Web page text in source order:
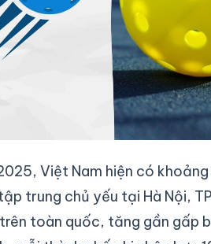
Việt Nam hiện có
trung chủ yếu tại Hà Nội,
toàn quốc, tăng gần gấp